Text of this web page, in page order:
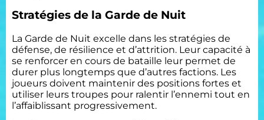
Stratégies de la Garde de Nuit
La Garde de Nuit excelle dans les stratégies de
défense, de résilience et d’attrition. Leur capacité à
se renforcer en cours de bataille leur permet de
durer plus longtemps que d’autres factions. Les
joueurs doivent maintenir des positions fortes et
utiliser leurs troupes pour ralentir l’ennemi tout en
l’affaiblissant progressivement.